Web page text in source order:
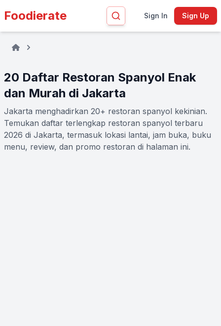
Foodierate Sign In Sign Up
20 Daftar Restoran Spanyol Enak
dan Murah di Jakarta
Jakarta menghadirkan 20+ restoran spanyol kekinian.
Temukan daftar terlengkap restoran spanyol terbaru
2026 di Jakarta, termasuk lokasi lantai, jam buka, buku
menu, review, dan promo restoran di halaman ini.